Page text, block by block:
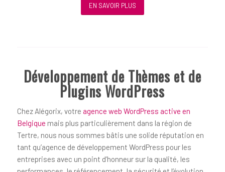
EN SAVOIR PLUS
Développement de Thèmes et de
Plugins WordPress
Chez Alégorix, votre agence web WordPress active en
Belgique mais plus particulièrement dans la région de
Tertre, nous nous sommes bâtis une solide réputation en
tant qu’agence de développement WordPress pour les
entreprises avec un point d’honneur sur la qualité, les